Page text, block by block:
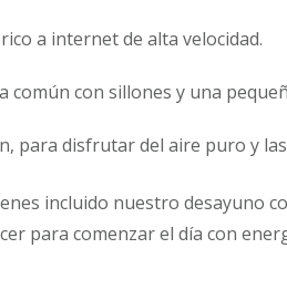
a internet de alta velocidad.
común con sillones y una
para disfrutar del aire puro y
incluido nuestro desayuno
para comenzar el día con